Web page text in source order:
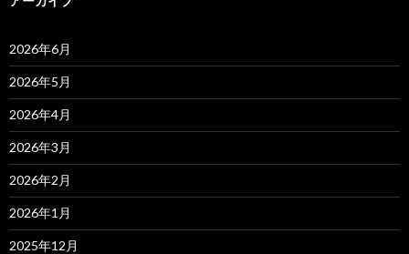
2026年6月
2026年5月
2026年4月
2026年3月
2026年2月
2026年1月
2025年12月